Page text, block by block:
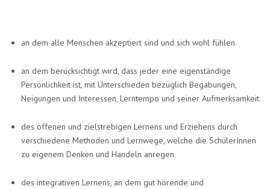
an dem alle Menschen akzeptiert sind und sich wohl fühlen.
an dem berücksichtigt wird, dass jeder eine eigenständige
Persönlichkeit ist, mit Unterschieden bezüglich Begabungen,
Neigungen und Interessen, Lerntempo und seiner Aufmerksamkeit.
des offenen und zielstrebigen Lernens und Erziehens durch
verschiedene Methoden und Lernwege, welche die SchülerInnen
zu eigenem Denken und Handeln anregen.
des integrativen Lernens, an dem gut hörende und